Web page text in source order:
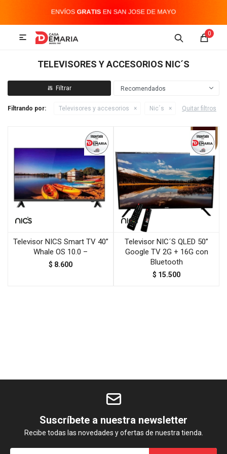
0

TELEVISORES Y ACCESORIOS NIC´S
Recomendados
Filtrando por: Televisores y accesorios Nic´s Quitar filtros
Televisor NICS Smart TV 40”
Whale OS 10.0 –
$ 8.600
Televisor NIC´S QLED 50”
Google TV 2G + 16G con
Bluetooth
$ 15.500
Suscríbete a nuestra newsletter
Recibe todas las novedades y ofertas de nuestra tienda.
MI CUENTA
Imagen y Sonido Hogar
Televisores y accesorios
Accesorios